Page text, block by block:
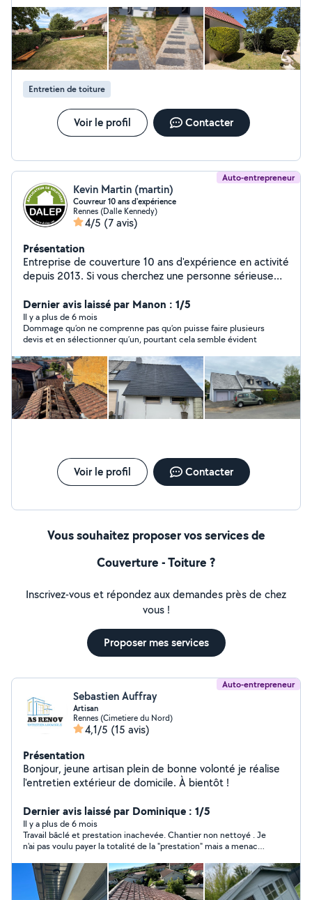
Entretien de toiture
Voir le profil Contacter
Auto-entrepreneur
Kevin Martin (martin)
Couvreur 10 ans d'expérience
Rennes (Dalle Kennedy)
4/5 (7 avis)
Présentation
Entreprise de couverture 10 ans d'expérience en activité
depuis 2013. Si vous cherchez une personne sérieuse
sur toiture, fuite, faites confiance à un vrai professionnel
pour tout entretien de toiture, Nettoyage façade,
peinture extérieur intérieur
Dernier avis laissé par Manon : 1/5
Il y a plus de 6 mois
Dommage qu’on ne comprenne pas qu’on puisse faire plusieurs
devis et en sélectionner qu’un, pourtant cela semble évident
Voir le profil Contacter
Vous souhaitez proposer vos services de
Couverture - Toiture ?
Inscrivez-vous et répondez aux demandes près de chez
vous !
Proposer mes services
Auto-entrepreneur
Sebastien Auffray
Artisan
Rennes (Cimetiere du Nord)
4,1/5 (15 avis)
Présentation
Bonjour, jeune artisan plein de bonne volonté je réalise
l'entretien extérieur de domicile. À bientôt !
Dernier avis laissé par Dominique : 1/5
Il y a plus de 6 mois
Travail bâclé et prestation inachevée. Chantier non nettoyé . Je
n'ai pas voulu payer la totalité de la "prestation" mais a menacé